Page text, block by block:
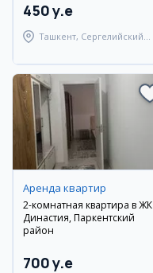
450 y.e
Ташкент, Сергелийский
Аренда квартир
2-комнатная квартира в ЖК
Династия, Паркентский
район
700 y.e